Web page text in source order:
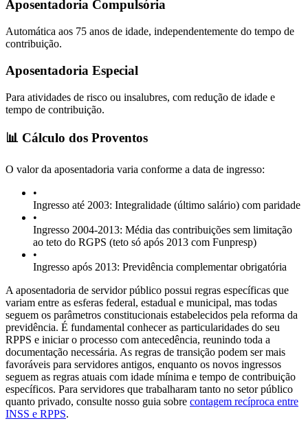
Aposentadoria Compulsória
Automática aos 75 anos de idade, independentemente do tempo de
contribuição.
Aposentadoria Especial
Para atividades de risco ou insalubres, com redução de idade e
tempo de contribuição.
📊 Cálculo dos Proventos
O valor da aposentadoria varia conforme a data de ingresso:
•
Ingresso até 2003: Integralidade (último salário) com paridade
•
Ingresso 2004-2013: Média das contribuições sem limitação
ao teto do RGPS (teto só após 2013 com Funpresp)
•
Ingresso após 2013: Previdência complementar obrigatória
A aposentadoria de servidor público possui regras específicas que
variam entre as esferas federal, estadual e municipal, mas todas
seguem os parâmetros constitucionais estabelecidos pela reforma da
previdência. É fundamental conhecer as particularidades do seu
RPPS e iniciar o processo com antecedência, reunindo toda a
documentação necessária. As regras de transição podem ser mais
favoráveis para servidores antigos, enquanto os novos ingressos
seguem as regras atuais com idade mínima e tempo de contribuição
específicos. Para servidores que trabalharam tanto no setor público
quanto privado, consulte nosso guia sobre contagem recíproca entre
INSS e RPPS.